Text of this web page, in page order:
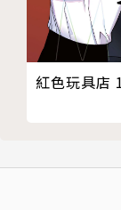
紅色玩具店 1